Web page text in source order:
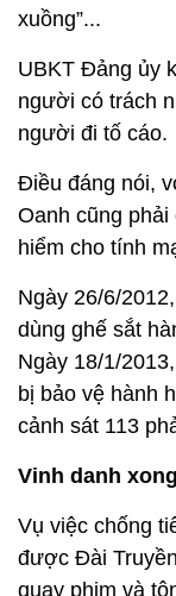
xuồng”...
UBKT Đảng ủy
người có trách
người đi tố cáo.
Điều đáng nói,
Oanh cũng
hiểm cho tính
Ngày 26/6/
dùng ghế sắt
Ngày 18/1/
bị bảo vệ hành
cảnh sát 113
Vinh danh
Vụ việc chống
được Đài
quay phim và